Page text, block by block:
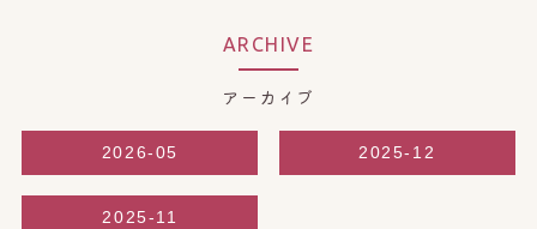
ARCHIVE
アーカイブ
2026-05 2025-12
2025-11